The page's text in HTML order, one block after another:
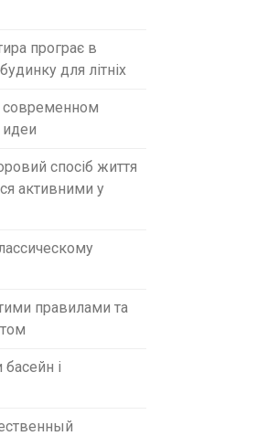
програє в
для літніх
идеи
спосіб життя
активними у
правилами та
і